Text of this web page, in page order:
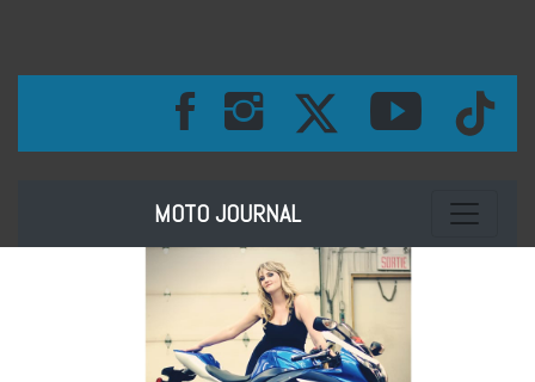
MOTO JOURNAL Toggle